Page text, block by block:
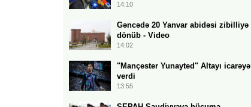
14:10
Gəncədə 20 Yanvar abidəsi zibilliyə
dönüb - Video
14:02
"Mançester Yunayted" Altayı icarəyə
verdi
13:55